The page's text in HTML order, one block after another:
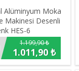
Alüminyum Moka
Makinesi Desenli
HES-6
1.199,90 ₺
1.011,90 ₺